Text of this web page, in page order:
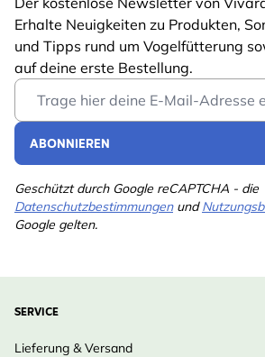
Erhalte Neuigkeiten zu Produkten,
und Tipps rund um Vogelfütterung
auf deine erste Bestellung.
Email Address
ABONNIEREN
Geschützt durch Google reCAPTCHA - die
Datenschutzbestimmungenund
Google gelten.
SERVICE
Lieferung & Versand